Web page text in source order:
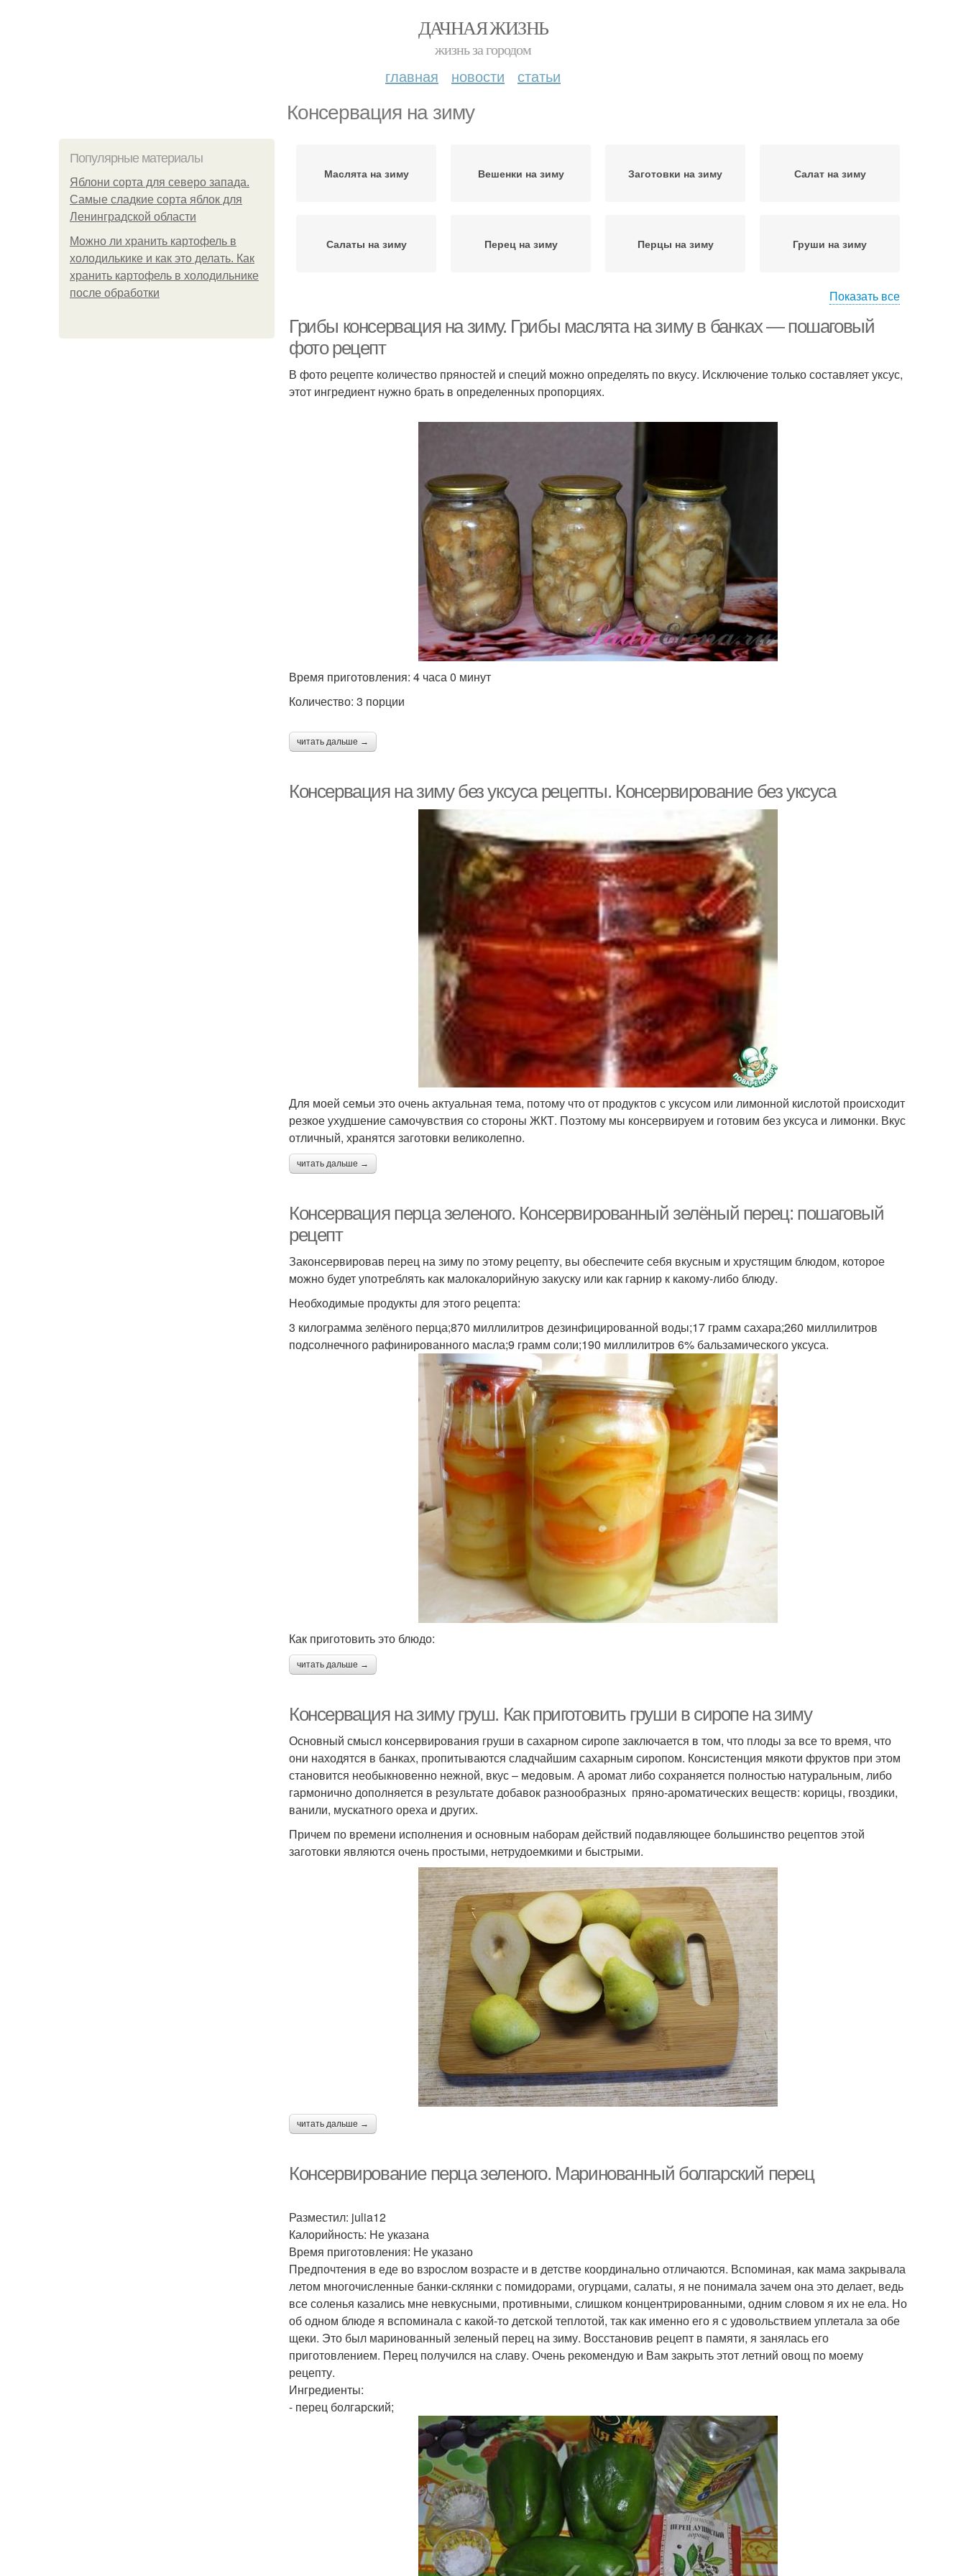
ДАЧНАЯ ЖИЗНЬ
жизнь за городом
главная новости статьи
Консервация на зиму
Популярные материалы
Яблони сорта для северо запада.
Самые сладкие сорта яблок для
Ленинградской области
Можно ли хранить картофель в
холодилькике и как это делать. Как
хранить картофель в холодильнике
после обработки
Маслята на зиму Вешенки на зиму Заготовки на зиму Салат на зиму
Салаты на зиму Перец на зиму Перцы на зиму Груши на зиму
Показать все
Грибы консервация на зиму. Грибы маслята на зиму в банках — пошаговый
фото рецепт
В фото рецепте количество пряностей и специй можно определять по вкусу. Исключение только составляет уксус,
этот ингредиент нужно брать в определенных пропорциях.
Время приготовления: 4 часа 0 минут
Количество: 3 порции
читать дальше →
Консервация на зиму без уксуса рецепты. Консервирование без уксуса
Для моей семьи это очень актуальная тема, потому что от продуктов с уксусом или лимонной кислотой происходит
резкое ухудшение самочувствия со стороны ЖКТ. Поэтому мы консервируем и готовим без уксуса и лимонки. Вкус
отличный, хранятся заготовки великолепно.
читать дальше →
Консервация перца зеленого. Консервированный зелёный перец: пошаговый
рецепт
Законсервировав перец на зиму по этому рецепту, вы обеспечите себя вкусным и хрустящим блюдом, которое
можно будет употреблять как малокалорийную закуску или как гарнир к какому-либо блюду.
Необходимые продукты для этого рецепта:
3 килограмма зелёного перца;870 миллилитров дезинфицированной воды;17 грамм сахара;260 миллилитров
подсолнечного рафинированного масла;9 грамм соли;190 миллилитров 6% бальзамического уксуса.
Как приготовить это блюдо:
читать дальше →
Консервация на зиму груш. Как приготовить груши в сиропе на зиму
Основный смысл консервирования груши в сахарном сиропе заключается в том, что плоды за все то время, что
они находятся в банках, пропитываются сладчайшим сахарным сиропом. Консистенция мякоти фруктов при этом
становится необыкновенно нежной, вкус – медовым. А аромат либо сохраняется полностью натуральным, либо
гармонично дополняется в результате добавок разнообразных пряно-ароматических веществ: корицы, гвоздики,
ванили, мускатного ореха и других.
Причем по времени исполнения и основным наборам действий подавляющее большинство рецептов этой
заготовки являются очень простыми, нетрудоемкими и быстрыми.
читать дальше →
Консервирование перца зеленого. Маринованный болгарский перец
Разместил: julia12
Калорийность: Не указана
Время приготовления: Не указано
Предпочтения в еде во взрослом возрасте и в детстве координально отличаются. Вспоминая, как мама закрывала
летом многочисленные банки-склянки с помидорами, огурцами, салаты, я не понимала зачем она это делает, ведь
все соленья казались мне невкусными, противными, слишком концентрированными, одним словом я их не ела. Но
об одном блюде я вспоминала с какой-то детской теплотой, так как именно его я с удовольствием уплетала за обе
щеки. Это был маринованный зеленый перец на зиму. Восстановив рецепт в памяти, я занялась его
приготовлением. Перец получился на славу. Очень рекомендую и Вам закрыть этот летний овощ по моему
рецепту.
Ингредиенты:
- перец болгарский;